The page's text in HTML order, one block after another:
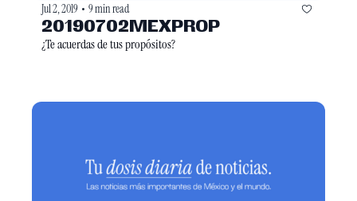
Jul 2, 2019 • 9 min read
20190702MEXPROP
¿Te acuerdas de tus propósitos?